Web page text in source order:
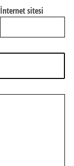
İnternet sitesi